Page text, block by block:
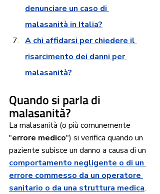
denunciare un caso di
malasanità in Italia?
A chi affidarsi per chiedere il
risarcimento dei danni per
malasanità?
Quando si parla di
malasanità?
La malasanità (o più comunemente
"errore medico") si verifica quando un
paziente subisce un danno a causa di un
comportamento negligente o di un
errore commesso da un operatore
sanitario o da una struttura medica.